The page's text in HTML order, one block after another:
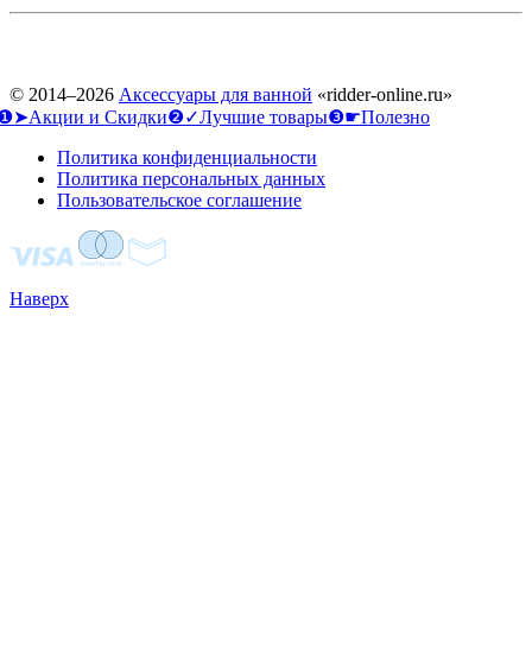
© 2014–2026 Аксессуары для ванной «ridder-online.ru»
и Скидки❷✓Лучшие товары❸☛Полезно
Политика конфиденциальности
Политика персональных данных
Пользовательское соглашение
Наверх